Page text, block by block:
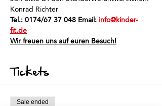
Konrad Richter
Tel.: 0174/67 37 048 Email: info@kinder-
fit.de
Wir freuen uns auf euren Besuch!
Tickets
Sale ended